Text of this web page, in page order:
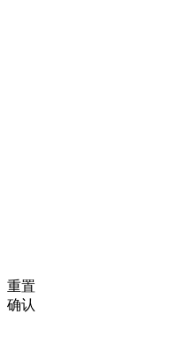
重置
确认